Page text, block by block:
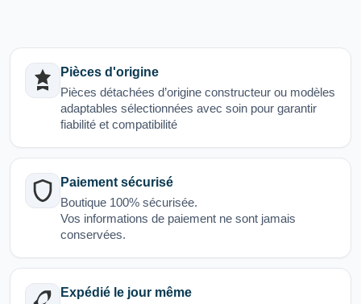
Pièces d'origine
Pièces détachées d’origine constructeur ou modèles
adaptables sélectionnées avec soin pour garantir
fiabilité et compatibilité
Paiement sécurisé
Boutique 100% sécurisée.
Vos informations de paiement ne sont jamais
conservées.
Expédié le jour même